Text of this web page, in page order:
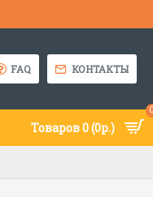
FAQ КОНТАКТЫ
Товаров 0 (0р.)